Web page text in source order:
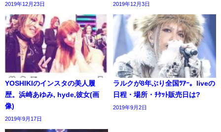
2019年12月23日 2019年12月3日
YOSHIKIのインスタの美人履
歴。浜崎あゆみ, hyde,彼女(画
像)
2019年9月17日
ラルクが8年ぶり全国ﾂｱｰ。liveの
日程・場所・ﾁｹｯﾄ販売日は?
2019年9月2日